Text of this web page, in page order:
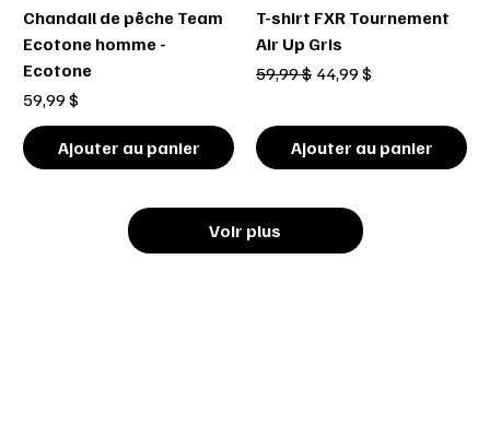
Chandail de pêche Team
Ecotone homme -
Ecotone
Prix
59,99 $
Ajouter au panier
T-shirt FXR Tournement
Air Up Gris
Prix original
59,99 $ Prix promotionnel
44,99 $
Ajouter au panier
Voir plus